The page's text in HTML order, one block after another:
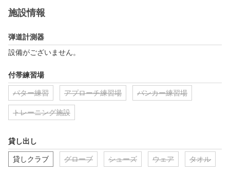
施設情報
弾道計測器
設備がございません。
付帯練習場
パター練習 アプローチ練習場 バンカー練習場
トレーニング施設
貸し出し
貸しクラブ グローブ シューズ ウェア タオル